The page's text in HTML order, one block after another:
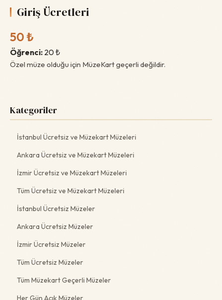
Giriş Ücretleri
50 ₺
Öğrenci: 20 ₺
Özel müze olduğu için MüzeKart geçerli değildir.
Kategoriler
İstanbul Ücretsiz ve Müzekart Müzeleri
Ankara Ücretsiz ve Müzekart Müzeleri
İzmir Ücretsiz ve Müzekart Müzeleri
Tüm Ücretsiz ve Müzekart Müzeleri
İstanbul Ücretsiz Müzeler
Ankara Ücretsiz Müzeler
İzmir Ücretsiz Müzeler
Tüm Ücretsiz Müzeler
Tüm Müzekart Geçerli Müzeler
Her Gün Açık Müzeler